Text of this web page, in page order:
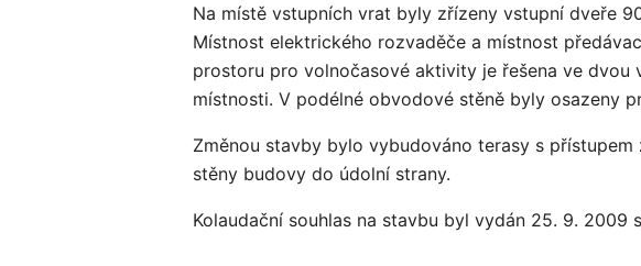
Na místě vstupních vrat byly zřízeny vstupní dveře
Místnost elektrického rozvaděče a místnost
prostoru pro volnočasové aktivity je řešena ve
místnosti. V podélné obvodové stěně byly osazeny
Změnou stavby bylo vybudováno terasy s
stěny budovy do údolní strany.
Kolaudační souhlas na stavbu byl vydán 25. 9. 2009